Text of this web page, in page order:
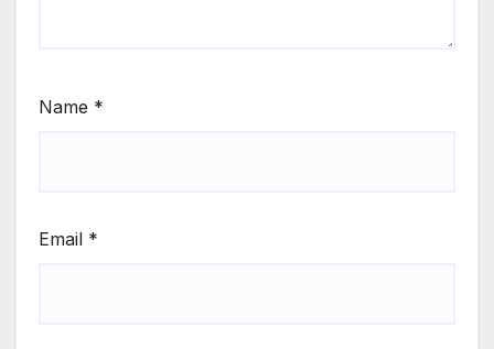
Name *
Email *